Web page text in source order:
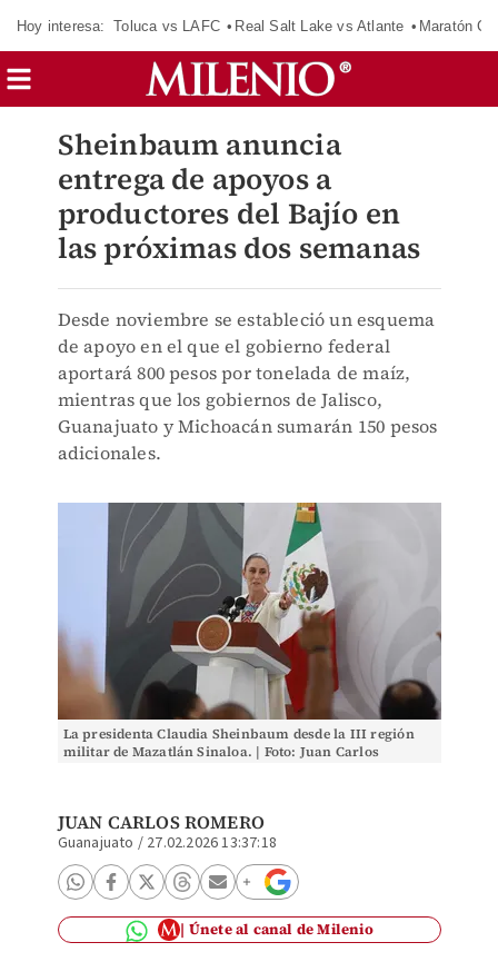
Hoy interesa: Toluca vs LAFC Real Salt Lake vs Atlante Maratón
Sheinbaum anuncia
entrega de apoyos a
productores del Bajío en
las próximas dos semanas
Desde noviembre se estableció un esquema
de apoyo en el que el gobierno federal
aportará 800 pesos por tonelada de maíz,
mientras que los gobiernos de Jalisco,
Guanajuato y Michoacán sumarán 150 pesos
adicionales.
La presidenta Claudia Sheinbaum desde la III región
militar de Mazatlán Sinaloa. | Foto: Juan Carlos
JUAN CARLOS ROMERO
Guanajuato / 27.02.2026 13:37:18
Únete al canal de Milenio